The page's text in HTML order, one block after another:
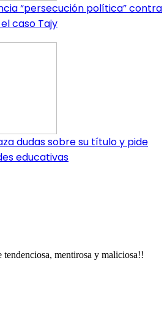
“persecución política” contra
caso Tajy
dudas sobre su título y pide
educativas
tendenciosa, mentirosa y maliciosa!!